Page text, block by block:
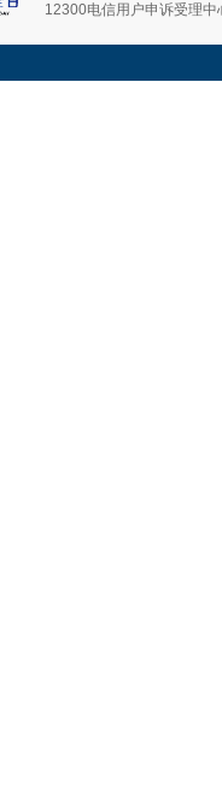
12300电信用户申诉受理中